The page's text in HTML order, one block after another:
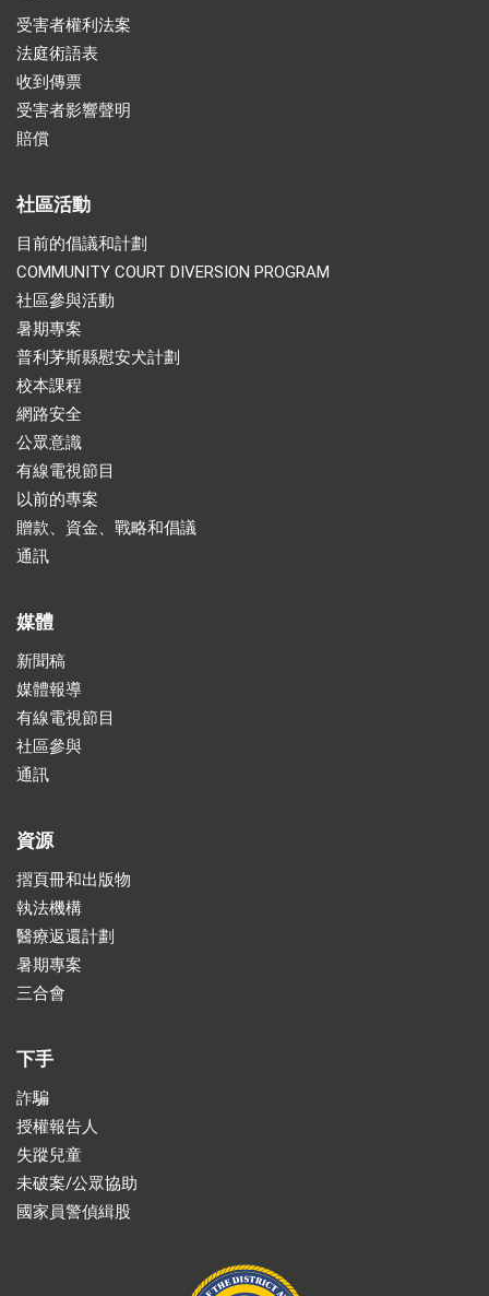
受害者權利法案
法庭術語表
收到傳票
受害者影響聲明
賠償
社區活動
目前的倡議和計劃
COMMUNITY COURT DIVERSION PROGRAM
社區參與活動
暑期專案
普利茅斯縣慰安犬計劃
校本課程
網路安全
公眾意識
有線電視節目
以前的專案
贈款、資金、戰略和倡議
通訊
媒體
新聞稿
媒體報導
有線電視節目
社區參與
通訊
資源
摺頁冊和出版物
執法機構
醫療返還計劃
暑期專案
三合會
下手
詐騙
授權報告人
失蹤兒童
未破案/公眾協助
國家員警偵緝股